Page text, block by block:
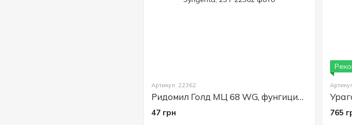
Артикул: 22362
Ридомил Голд МЦ 68 WG, фунгицид Syngenta, 25 г
47 грн 765